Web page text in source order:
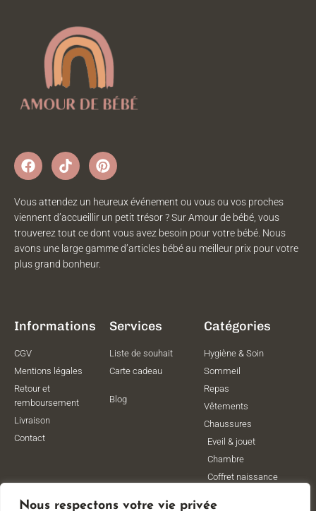
Nous respectons votre vie privée
Vous attendez un heureux événement ou vous ou vos proches
viennent d’accueillir un petit trésor ? Sur Amour de bébé, vous
trouverez tout ce dont vous avez besoin pour votre bébé. Nous
avons une large gamme d’articles bébé au meilleur prix pour votre
plus grand bonheur.
Informations
CGV
Mentions légales
Retour et
remboursement
Livraison
Contact
Services
Liste de souhait
Carte cadeau
Blog
Catégories
Hygiène & Soin
Sommeil
Repas
Vêtements
Chaussures
Eveil & jouet
Chambre
Coffret naissance